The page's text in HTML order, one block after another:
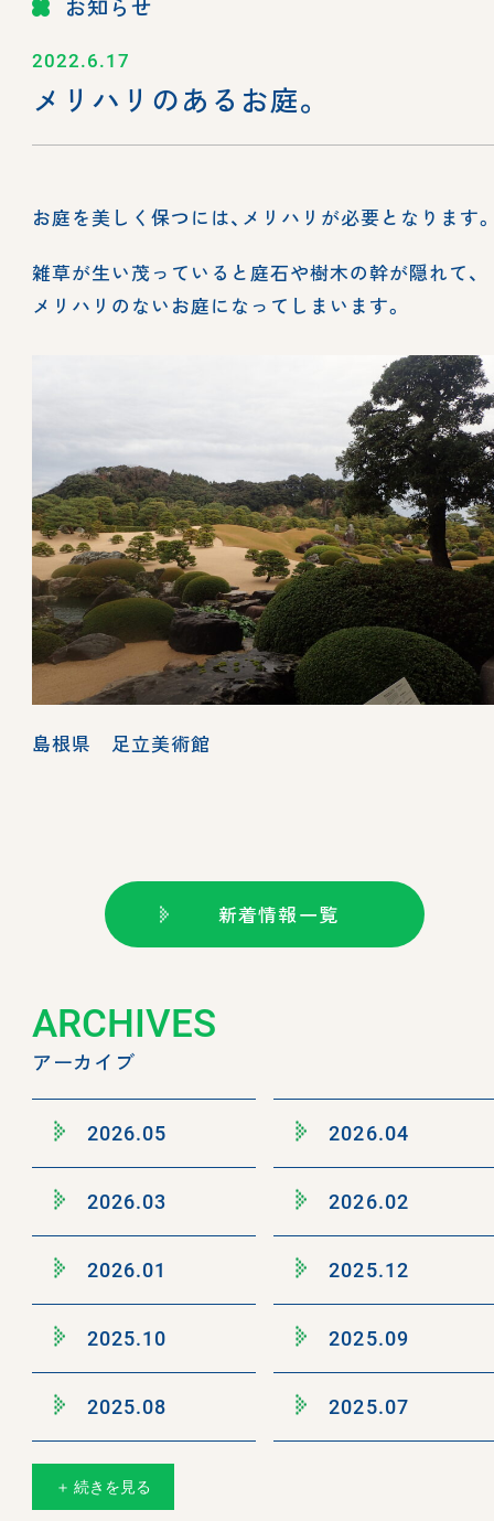
お知らせ
2022.6.17
メリハリのあるお庭。
お庭を美しく保つには、メリハリが必要となります
雑草が生い茂っていると庭石や樹木の幹が隠れて、
メリハリのないお庭になってしまいます。
島根県 足立美術館
新着情報一覧
ARCHIVES
アーカイブ
2026.05 2026.04
2026.03 2026.02
2026.01 2025.12
2025.10 2025.09
2025.08 2025.07
＋ 続きを見る